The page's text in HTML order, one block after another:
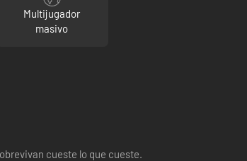
Multijugador
masivo
cueste lo que cueste.